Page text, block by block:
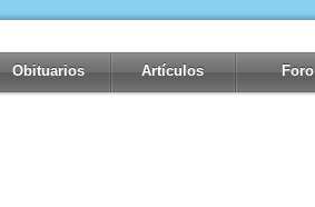
Obituarios Artículos Foro